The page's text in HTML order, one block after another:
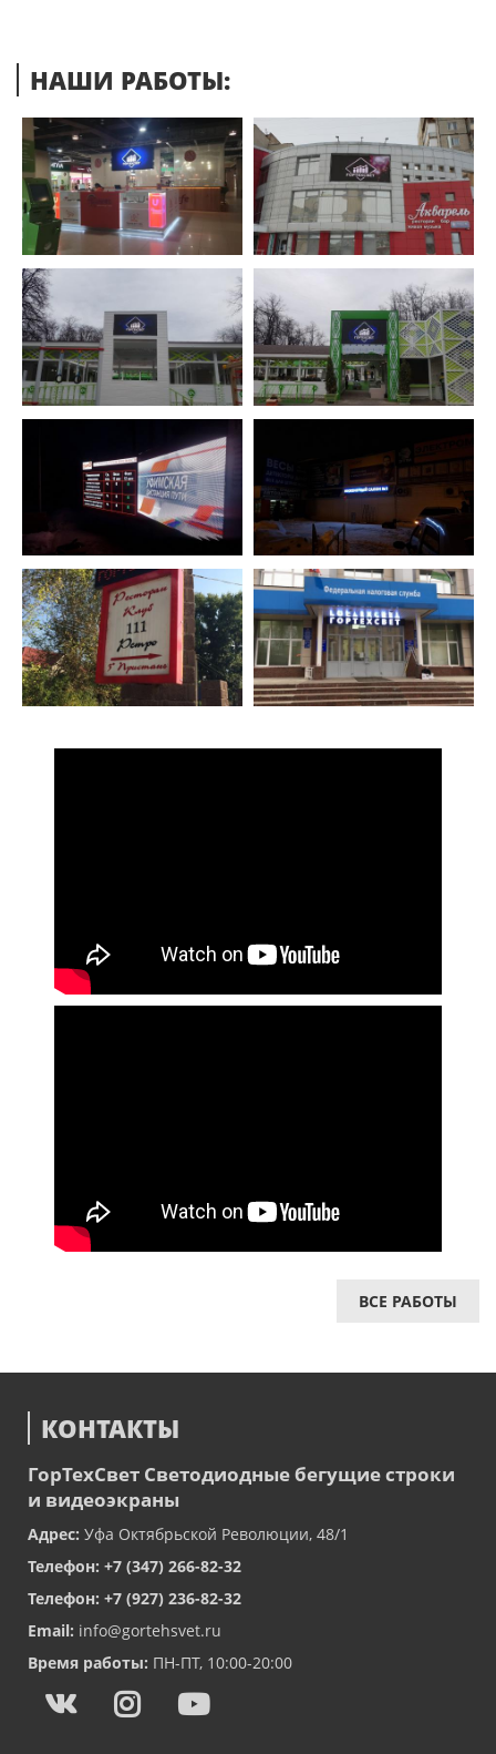
НАШИ РАБОТЫ:
ВСЕ РАБОТЫ
КОНТАКТЫ
ГорТехСвет Светодиодные бегущие строки
и видеоэкраны
Адрес: Уфа Октябрьской Революции, 48/1
Телефон: +7 (347) 266-82-32
Телефон: +7 (927) 236-82-32
Email: info@gortehsvet.ru
Время работы: ПН-ПТ, 10:00-20:00